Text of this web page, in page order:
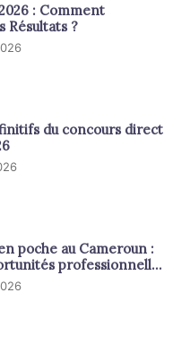
: Comment
Résultats ?
du concours direct
poche au Cameroun :
professionnelles
?